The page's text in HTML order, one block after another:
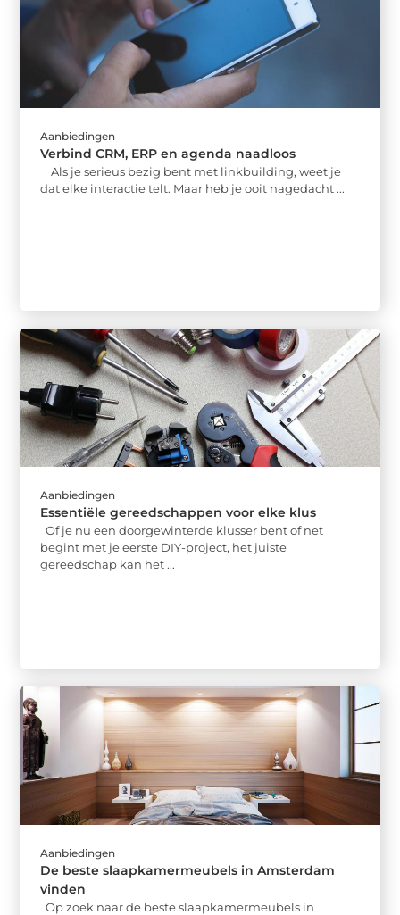
Aanbiedingen
Verbind CRM, ERP en agenda naadloos
Als je serieus bezig bent met linkbuilding, weet je
dat elke interactie telt. Maar heb je ooit nagedacht ...
Aanbiedingen
Essentiële gereedschappen voor elke klus
Of je nu een doorgewinterde klusser bent of net
begint met je eerste DIY-project, het juiste
gereedschap kan het ...
Aanbiedingen
De beste slaapkamermeubels in Amsterdam
vinden
Op zoek naar de beste slaapkamermeubels in